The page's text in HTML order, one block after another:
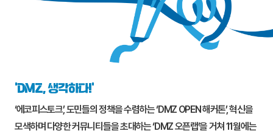
‘DMZ, 생각하다!’
‘에코피스토크’, 도민들의 정책을 수렴하는 ‘DMZ OPEN 해커톤’, 혁신을
모색하며 다양한 커뮤니티들을 초대하는 ‘DMZ 오픈랩’을 거쳐 11월에는